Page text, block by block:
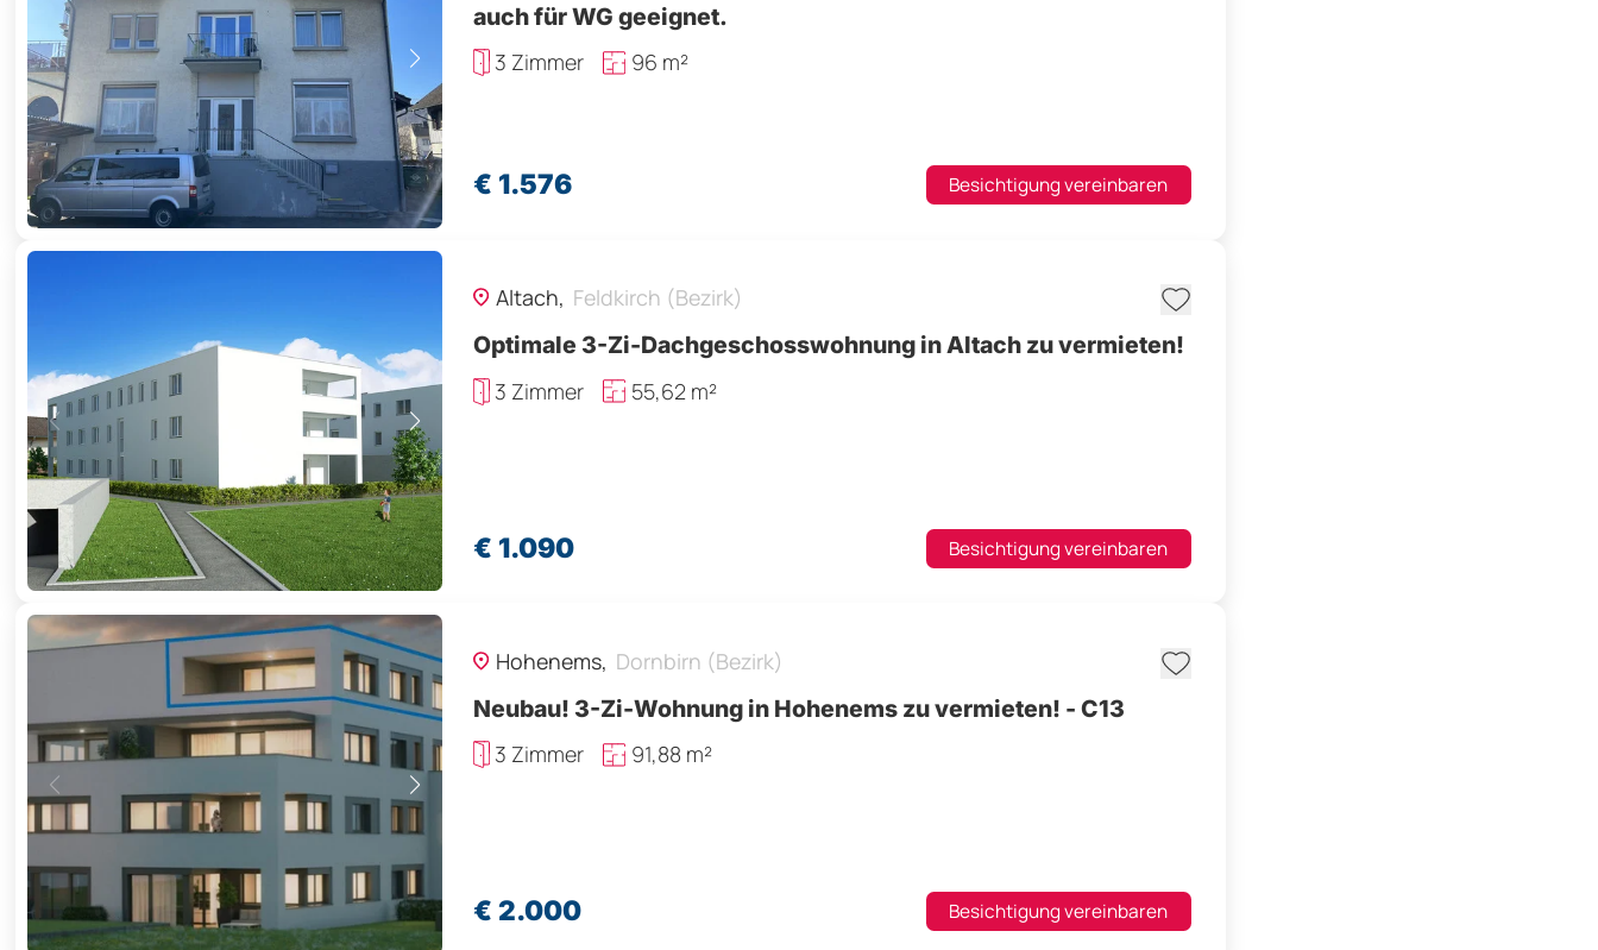
auch für WG geeignet.
3 Zimmer
96 m²
€ 1.576 Besichtigung vereinbaren
Altach, Feldkirch (Bezirk)
Optimale 3-Zi-Dachgeschosswohnung in Altach zu vermieten!
3 Zimmer
55,62 m²
€ 1.090 Besichtigung vereinbaren
Hohenems, Dornbirn (Bezirk)
Neubau! 3-Zi-Wohnung in Hohenems zu vermieten! - C13
3 Zimmer
91,88 m²
€ 2.000 Besichtigung vereinbaren